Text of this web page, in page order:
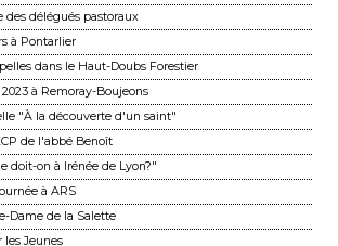
des délégués pastoraux
à Pontarlier
dans le Haut-Doubs Forestier
à Remoray-Boujeons
"À la découverte d'un saint"
de l'abbé Benoît
doit-on à Irénée de Lyon?"
à ARS
Dame de la Salette
les Jeunes